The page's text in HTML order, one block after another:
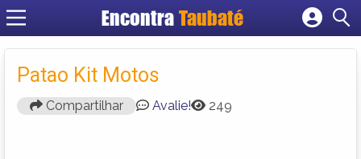
EncontraTaubaté
Cadastrar empresa
Patao Kit Motos
Compartilhar Avalie! 249